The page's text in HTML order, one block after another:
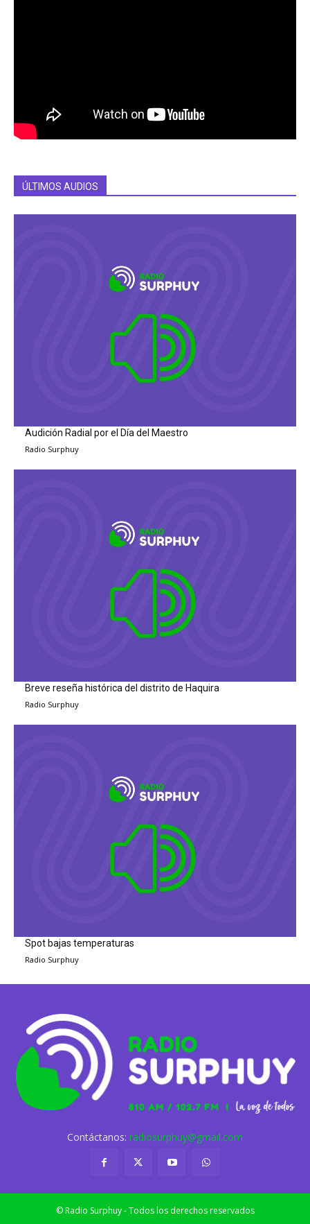
ÚLTIMOS AUDIOS
Audición Radial por el Día del Maestro
Radio Surphuy
Breve reseña histórica del distrito de Haquira
Radio Surphuy
Spot bajas temperaturas
Radio Surphuy
Contáctanos: radiosurphuy@gmail.com
© Radio Surphuy - Todos los derechos reservados